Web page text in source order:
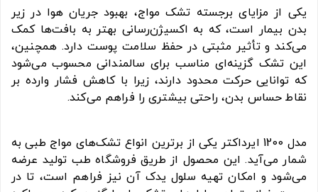
یکی از مزایای برجسته تشک مواج، بهبود جریان هوا در زیر
بدن بیمار است، که به اکسیژن‌رسانی بهتر به بافت‌ها کمک
می‌کند و تأثیر مثبتی در حفظ سلامت پوست دارد. همچنین،
این تشک گزینه‌ای مناسب برای سالمندانی محسوب می‌شود
که توانایی حرکت محدود دارند، زیرا با کاهش فشار وارده بر
نقاط حساس بدن، راحتی بیشتری را فراهم می‌کند.
مدل 1200 ایرداکتر یکی از برترین انواع تشک‌های مواج طبی به
شمار می‌آید. این محصول از طریق فروشگاه طب تولید عرضه
می‌شود و امکان تهیه سلول یدک آن نیز فراهم است، تا در